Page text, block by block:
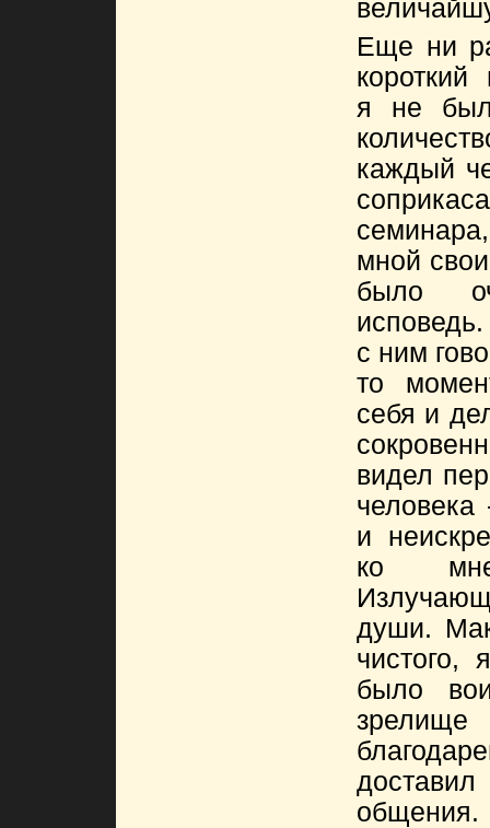
Еще ни
я не
каждый
мной
было
с ним
то
себя и
видел
человека
и
ко
души.
чистого,
было
общения.